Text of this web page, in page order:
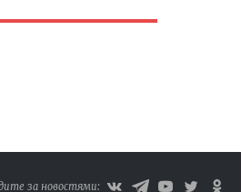
за новостями: